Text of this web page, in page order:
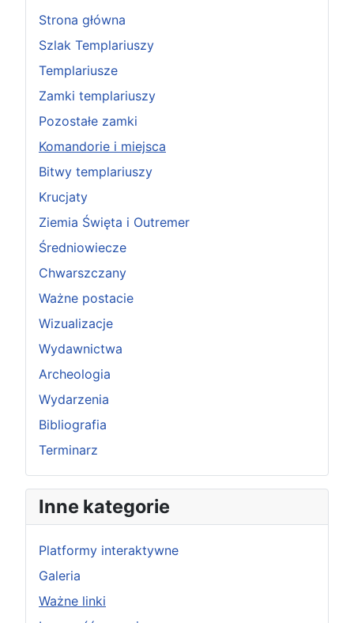
Strona główna
Szlak Templariuszy
Templariusze
Zamki templariuszy
Pozostałe zamki
Komandorie i miejsca
Bitwy templariuszy
Krucjaty
Ziemia Święta i Outremer
Średniowiecze
Chwarszczany
Ważne postacie
Wizualizacje
Wydawnictwa
Archeologia
Wydarzenia
Bibliografia
Terminarz
Inne kategorie
Platformy interaktywne
Galeria
Ważne linki